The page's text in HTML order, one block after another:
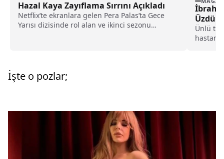
Hazal Kaya Zayıflama Sırrını Açıkladı
Netflix’te ekranlara gelen Pera Palas’ta Gece
Yarısı dizisinde rol alan ve ikinci sezonu
Üzdü!
Ünlü
İşte o pozlar;